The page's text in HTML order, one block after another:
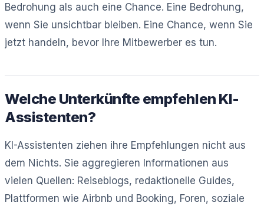
Bedrohung als auch eine Chance. Eine Bedrohung,
wenn Sie unsichtbar bleiben. Eine Chance, wenn Sie
jetzt handeln, bevor Ihre Mitbewerber es tun.
Welche Unterkünfte empfehlen KI-
Assistenten?
KI-Assistenten ziehen ihre Empfehlungen nicht aus
dem Nichts. Sie aggregieren Informationen aus
vielen Quellen: Reiseblogs, redaktionelle Guides,
Plattformen wie Airbnb und Booking, Foren, soziale